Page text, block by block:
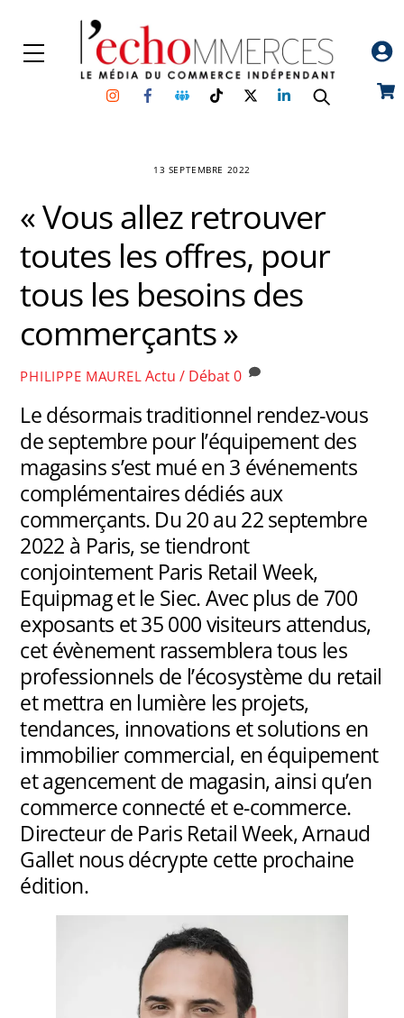
content
Menu
InstagramFacebookGroupe
Facebook
TikTokTwitterLinkedin
13 SEPTEMBRE 2022
« Vous allez retrouver
toutes les offres, pour
tous les besoins des
commerçants »
PHILIPPE MAUREL Actu / Débat0
Le désormais traditionnel rendez-vous
de septembre pour l’équipement des
magasins s’est mué en 3 événements
complémentaires dédiés aux
commerçants. Du 20 au 22 septembre
2022 à Paris, se tiendront
conjointement Paris Retail Week,
Equipmag et le Siec. Avec plus de 700
exposants et 35 000 visiteurs attendus,
cet évènement rassemblera tous les
professionnels de l’écosystème du retail
et mettra en lumière les projets,
tendances, innovations et solutions en
immobilier commercial, en équipement
et agencement de magasin, ainsi qu’en
commerce connecté et e-commerce.
Directeur de Paris Retail Week, Arnaud
Gallet nous décrypte cette prochaine
édition.